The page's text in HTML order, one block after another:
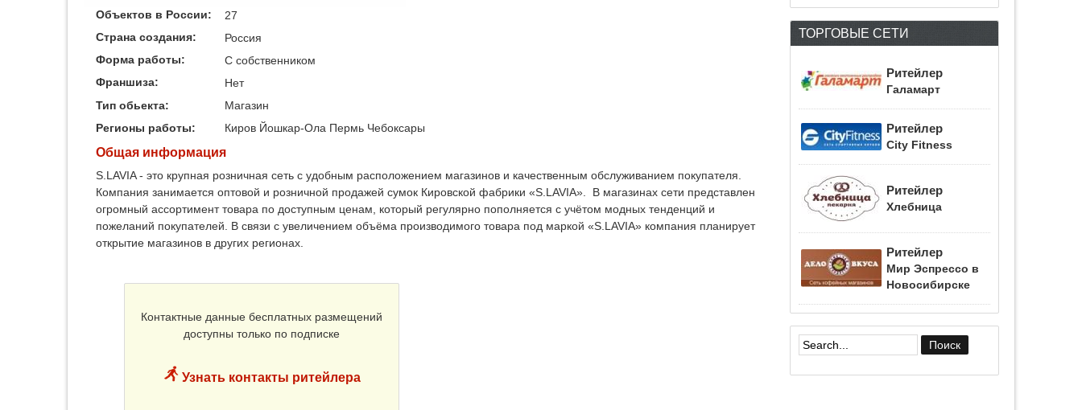
Объектов в России:
27
Страна создания:
Россия
Форма работы:
C собственником
Франшиза:
Нет
Тип обьекта:
Магазин
Регионы работы:
Киров Йошкар-Ола Пермь Чебоксары
Общая информация
S.LAVIA - это крупная розничная сеть с удобным расположением магазинов и качественным обслуживанием покупателя.
Компания занимается оптовой и розничной продажей сумок Кировской фабрики «S.LAVIA». В магазинах сети представлен
огромный ассортимент товара по доступным ценам, который регулярно пополняется с учётом модных тенденций и
пожеланий покупателей. В связи с увеличением объёма производимого товара под маркой «S.LAVIA» компания планирует
открытие магазинов в других регионах.
Контактные данные бесплатных размещений
доступны только по подписке
Узнать контакты ритейлера
ТОРГОВЫЕ СЕТИ
Ритейлер
Галамарт
Ритейлер
City Fitness
Ритейлер
Хлебница
Ритейлер
Мир Эспрессо в
Новосибирске
Форма поиска